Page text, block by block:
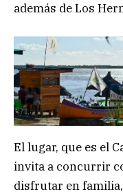
además de Los
El lugar, que es el
invita a concurrir
disfrutar en